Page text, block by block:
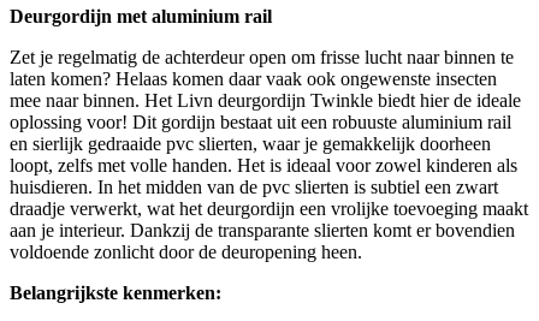
Deurgordijn met aluminium rail
Zet je regelmatig de achterdeur open om frisse lucht naar binnen te
laten komen? Helaas komen daar vaak ook ongewenste insecten
mee naar binnen. Het Livn deurgordijn Twinkle biedt hier de ideale
oplossing voor! Dit gordijn bestaat uit een robuuste aluminium rail
en sierlijk gedraaide pvc slierten, waar je gemakkelijk doorheen
loopt, zelfs met volle handen. Het is ideaal voor zowel kinderen als
huisdieren. In het midden van de pvc slierten is subtiel een zwart
draadje verwerkt, wat het deurgordijn een vrolijke toevoeging maakt
aan je interieur. Dankzij de transparante slierten komt er bovendien
voldoende zonlicht door de deuropening heen.
Belangrijkste kenmerken: